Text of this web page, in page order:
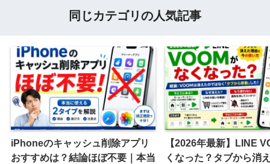
同じカテゴリの人気記事
iPhoneのキャッシュ削除アプリ
おすすめは？結論ほぼ不要｜本当
【2026年最新】LINE
くなった？タブから消